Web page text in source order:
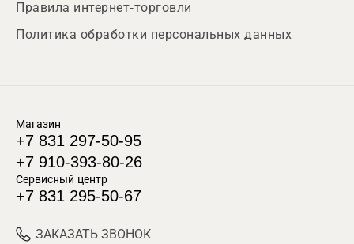
Правила интернет-торговли
Политика обработки персональных данных
Магазин
+7 831 297-50-95
+7 910-393-80-26
Сервисный центр
+7 831 295-50-67
ЗАКАЗАТЬ ЗВОНОК